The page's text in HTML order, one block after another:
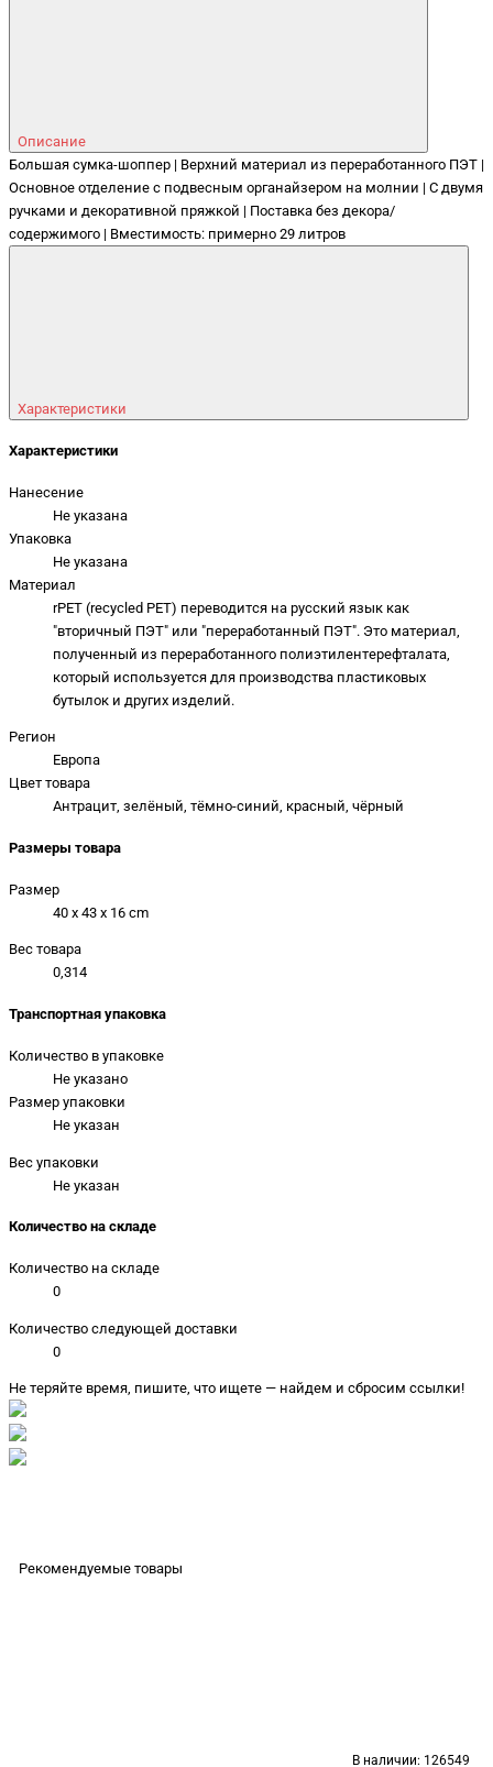
Описание
Большая сумка-шоппер | Верхний материал из переработанного ПЭТ |
Основное отделение с подвесным органайзером на молнии | С двумя
ручками и декоративной пряжкой | Поставка без декора/
содержимого | Вместимость: примерно 29 литров
Характеристики
Характеристики
Нанесение
Не указана
Упаковка
Не указана
Материал
rPET (recycled PET) переводится на русский язык как
"вторичный ПЭТ" или "переработанный ПЭТ". Это материал,
полученный из переработанного полиэтилентерефталата,
который используется для производства пластиковых
бутылок и других изделий.
Регион
Европа
Цвет товара
Антрацит, зелёный, тёмно-синий, красный, чёрный
Размеры товара
Размер
40 x 43 x 16 cm
Вес товара
0,314
Транспортная упаковка
Количество в упаковке
Не указано
Размер упаковки
Не указан
Вес упаковки
Не указан
Количество на складе
Количество на складе
0
Количество следующей доставки
0
Не теряйте время, пишите, что ищете — найдем и сбросим ссылки!
Рекомендуемые товары
В наличии: 126549